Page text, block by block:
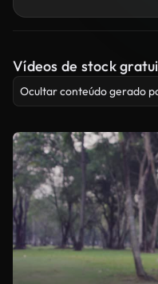
Vídeos de stock
Ocultar conteúdo gerado